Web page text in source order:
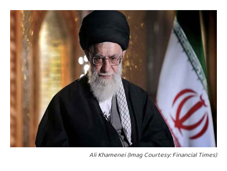
Ali Khamenei (Imag Courtesy: Financial Times)